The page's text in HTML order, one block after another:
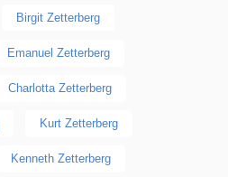
Birgit Zetterberg
Emanuel Zetterberg
Charlotta Zetterberg
Kurt Zetterberg
Kenneth Zetterberg